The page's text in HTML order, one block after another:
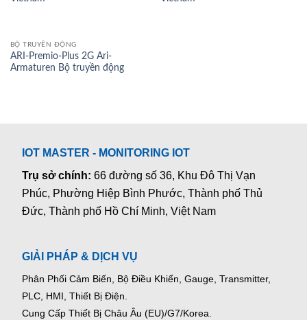
BỘ TRUYỀN ĐỘNG
ARI-Premio-Plus 2G Ari-
Armaturen Bộ truyền động
IOT MASTER - MONITORING IOT
Trụ sở chính:66 đường số 36, Khu Đô Thị Vạn
Phúc, Phường Hiệp Bình Phước, Thành phố Thủ
Đức, Thành phố Hồ Chí Minh, Việt Nam
GIẢI PHÁP & DỊCH VỤ
Phân Phối Cảm Biến, Bộ Điều Khiển, Gauge, Transmitter,
PLC, HMI, Thiết Bị Điện.
Cung Cấp Thiết Bị Châu Âu (EU)/G7/Korea.